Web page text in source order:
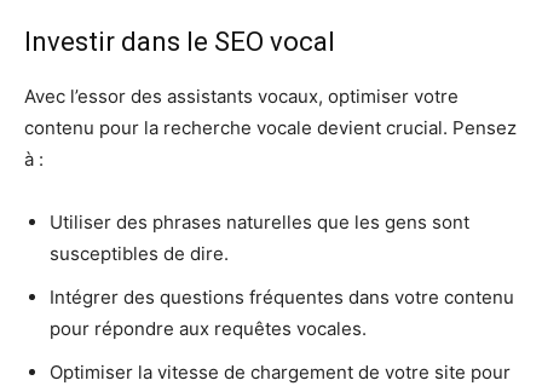
Investir dans le SEO vocal
Avec l’essor des assistants vocaux, optimiser votre
contenu pour la recherche vocale devient crucial. Pensez
à :
Utiliser des phrases naturelles que les gens sont
susceptibles de dire.
Intégrer des questions fréquentes dans votre contenu
pour répondre aux requêtes vocales.
Optimiser la vitesse de chargement de votre site pour